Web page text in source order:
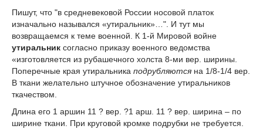
Пишут, что "в средневековой России носовой платок
изначально назывался «утиральник»…". И тут мы
возвращаемся к теме военной. К 1-й Мировой войне
утиральник согласно приказу военного ведомства
«изготовляется из рубашечного холста 8-ми вер. ширины.
Поперечные края утиральника подрубляются на 1/8-1/4 вер.
В ткани желательно штучное обозначение утиральников
ткачеством.
Длина его 1 аршин 11 ? вер. ?1 арш. 11 ? вер. ширина – по
ширине ткани. При круговой кромке подрубки не требуется.